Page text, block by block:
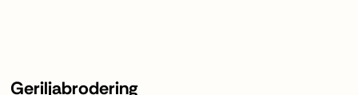
Geriljabrodering